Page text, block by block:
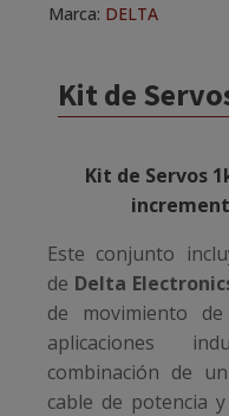
Kit de
Kit de Servos
Este conjunto
de Delta
de movimiento
aplicaciones
combinación de
cable de potencia
Marca: DELTA